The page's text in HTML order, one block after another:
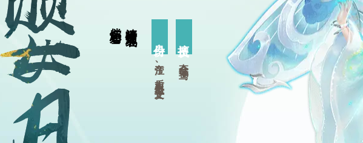
帝江、后土双祖巫之女 夺命纸鸢